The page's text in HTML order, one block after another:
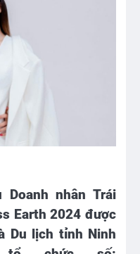
Doanh nhân Trái
Earth 2024 được
Du lịch tỉnh Ninh